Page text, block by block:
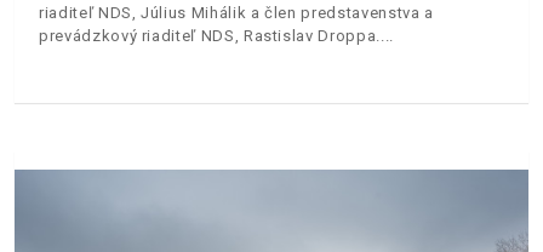
riaditeľ NDS, Július Mihálik a člen predstavenstva a
prevádzkový riaditeľ NDS, Rastislav Droppa.